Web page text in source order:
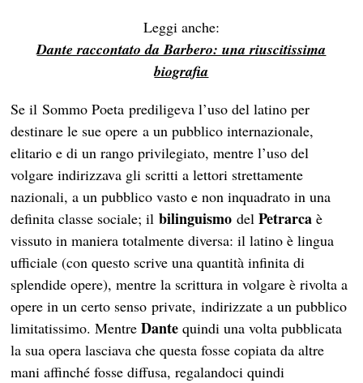
Leggi anche:
Dante raccontato da Barbero: una riuscitissima
biografia
Se il Sommo Poeta prediligeva l’uso del latino per
destinare le sue opere a un pubblico internazionale,
elitario e di un rango privilegiato, mentre l’uso del
volgare indirizzava gli scritti a lettori strettamente
nazionali, a un pubblico vasto e non inquadrato in una
definita classe sociale; ilbilinguismo delPetrarca è
vissuto in maniera totalmente diversa: il latino è lingua
ufficiale (con questo scrive una quantità infinita di
splendide opere), mentre la scrittura in volgare è rivolta a
opere in un certo senso private, indirizzate a un pubblico
limitatissimo. MentreDante quindi una volta pubblicata
la sua opera lasciava che questa fosse copiata da altre
mani affinché fosse diffusa, regalandoci quindi